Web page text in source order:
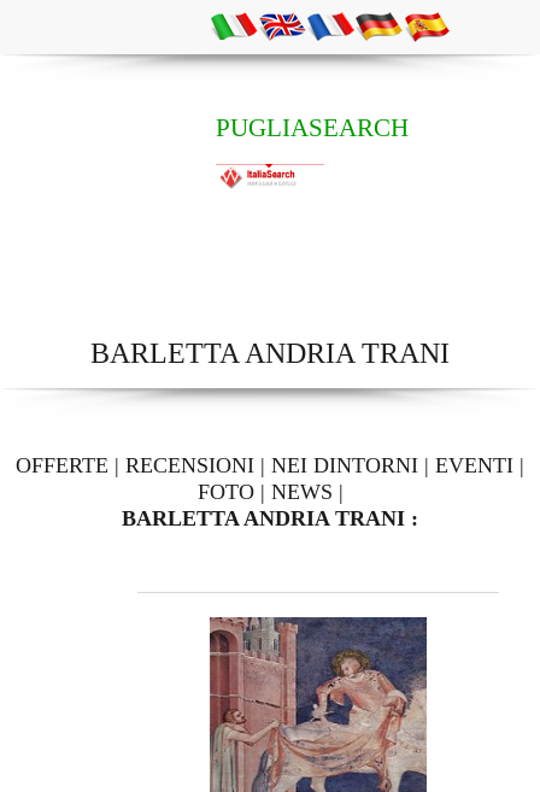
PUGLIASEARCH
BARLETTA ANDRIA TRANI
OFFERTE | RECENSIONI | NEI DINTORNI | EVENTI |
FOTO| NEWS |
BARLETTA ANDRIA TRANI :